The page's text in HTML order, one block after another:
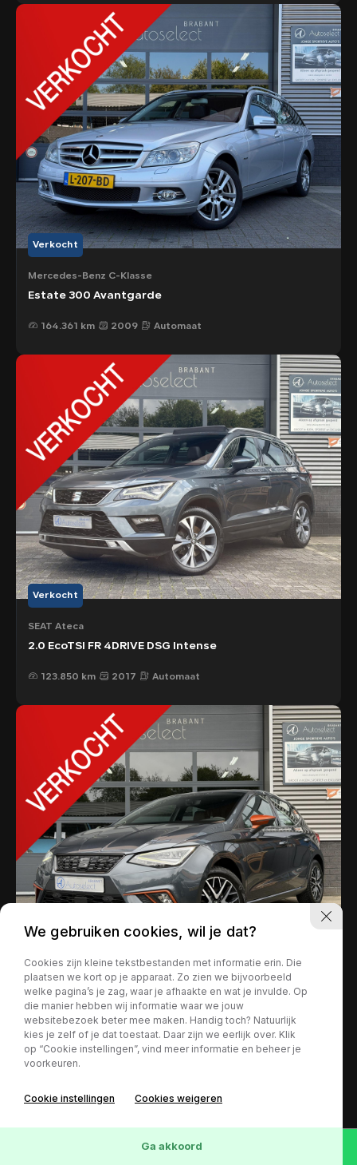
073 2340606
Berlicum
Kan ik je misschien helpen?
Verkocht
Mercedes-Benz C-Klasse
Estate 300 Avantgarde
164.361 km 2009 Automaat
Verkocht
SEAT Ateca
2.0 EcoTSI FR 4DRIVE DSG Intense
123.850 km 2017 Automaat
SEAT Ibiza
1.0 TSI Beats
Handgeschakeld
We gebruiken cookies, wil je dat?
Cookies zijn kleine tekstbestanden met informatie erin. Die
plaatsen we kort op je apparaat. Zo zien we bijvoorbeeld
welke pagina’s je zag, waar je afhaakte en wat je invulde. Op
die manier hebben wij informatie waar we jouw
websitebezoek beter mee maken. Handig toch? Natuurlijk
kies je zelf of je dat toestaat. Daar zijn we eerlijk over. Klik
op “Cookie instellingen”, vind meer informatie en beheer je
voorkeuren.
Cookie instellingen Cookies weigeren
Ga akkoord